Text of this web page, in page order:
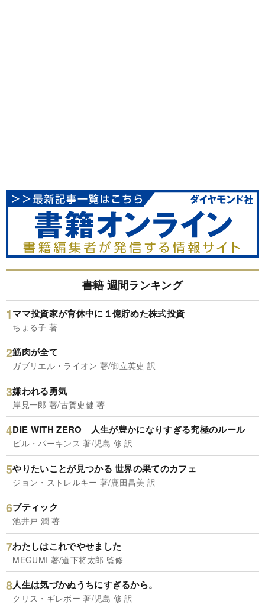
書籍 週間ランキング
ママ投資家が育休中に１億貯めた株式投資
ちょる子 著
筋肉が全て
ガブリエル・ライオン 著/御立英史 訳
嫌われる勇気
岸見一郎 著/古賀史健 著
DIE WITH ZERO 人生が豊かになりすぎる究極のルール
ビル・パーキンス 著/児島 修 訳
やりたいことが見つかる 世界の果てのカフェ
ジョン・ストレルキー 著/鹿田昌美 訳
ブティック
池井戸 潤 著
わたしはこれでやせました
MEGUMI 著/道下将太郎 監修
人生は気づかぬうちにすぎるから。
クリス・ギレボー 著/児島 修 訳